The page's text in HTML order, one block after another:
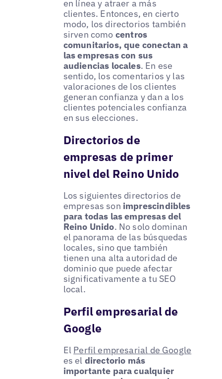
en línea y atraer a más
clientes. Entonces, en cierto
modo, los directorios también
sirven como centros
comunitarios, que conectan a
las empresas con sus
audiencias locales. En ese
sentido, los comentarios y las
valoraciones de los clientes
generan confianza y dan a los
clientes potenciales confianza
en sus elecciones.
Directorios de
empresas de primer
nivel del Reino Unido
Los siguientes directorios de
empresas son imprescindibles
para todas las empresas del
Reino Unido. No solo dominan
el panorama de las búsquedas
locales, sino que también
tienen una alta autoridad de
dominio que puede afectar
significativamente a tu SEO
local.
Perfil empresarial de
Google
El Perfil empresarial de Google
es el directorio más
importante para cualquier